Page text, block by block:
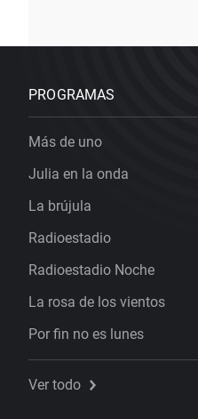
PROGRAMAS
Más de uno
Julia en la onda
La brújula
Radioestadio
Radioestadio Noche
La rosa de los vientos
Por fin no es lunes
Ver todo